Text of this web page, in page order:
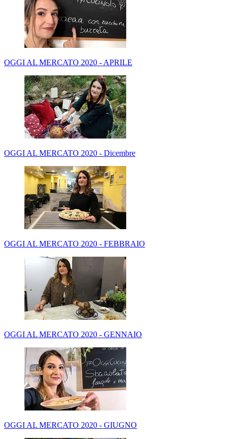
OGGI AL MERCATO 2020 - APRILE
OGGI AL MERCATO 2020 - Dicembre
OGGI AL MERCATO 2020 - FEBBRAIO
OGGI AL MERCATO 2020 - GENNAIO
OGGI AL MERCATO 2020 - GIUGNO